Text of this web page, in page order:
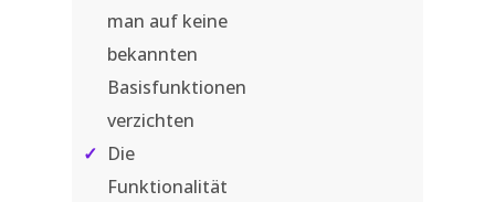
man auf keine
bekannten
Basisfunktionen
verzichten
✓ Die
Funktionalität